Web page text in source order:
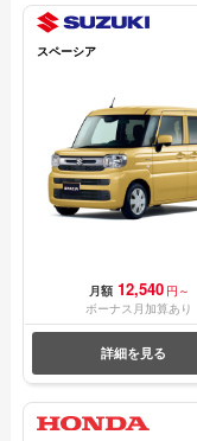
スペーシア
月額 12,540 円～
ボーナス月加算あり
詳細を見る